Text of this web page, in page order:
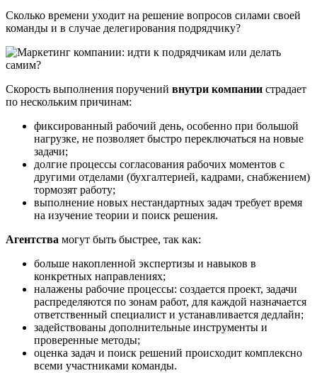
Сколько времени уходит на решение вопросов силами своей
команды и в случае делегирования подрядчику?
Скорость выполнения поручений внутри компании страдает
по нескольким причинам:
фиксированный рабочий день, особенно при большой
нагрузке, не позволяет быстро переключаться на новые
задачи;
долгие процессы согласования рабочих моментов с
другими отделами (бухгалтерией, кадрами, снабжением)
тормозят работу;
выполнение новых нестандартных задач требует время
на изучение теории и поиск решения.
Агентства могут быть быстрее, так как:
больше накопленной экспертизы и навыков в
конкретных направлениях;
налажены рабочие процессы: создается проект, задачи
распределяются по зонам работ, для каждой назначается
ответственный специалист и устанавливается дедлайн;
задействованы дополнительные инструменты и
проверенные методы;
оценка задач и поиск решений происходит комплексно
всеми участниками команды.